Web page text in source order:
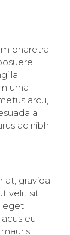
pharetra
urna
arcu,
a
ac nibh
at, gravida
velit sit
eget
eu